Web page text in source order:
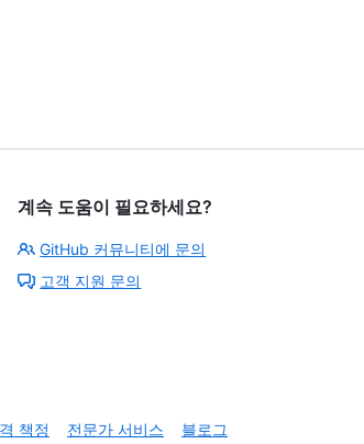
계속 도움이 필요하세요?
GitHub 커뮤니티에 문의
고객 지원 문의
책정 전문가 서비스 블로그